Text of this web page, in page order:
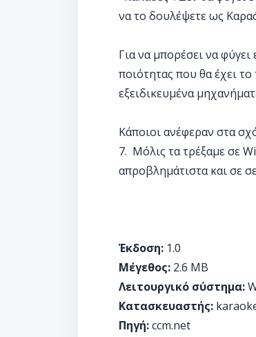
να το δουλέψετε ως
Για να μπορέσει να
ποιότητας που θα έχει το
εξειδικευμένα
Κάποιοι ανέφεραν στα
7. Μόλις τα τρέξαμε σε
απροβλημάτιστα και σε
Έκδοση: 1.0
Μέγεθος: 2.6 MB
Λειτουργικό σύστημα:
Κατασκευαστής:
Πηγή:ccm.net